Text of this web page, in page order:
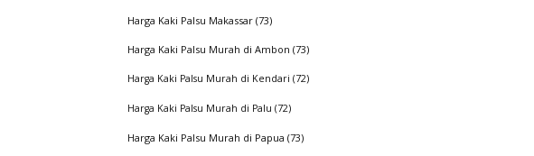
Harga Kaki Palsu Makassar (73)
Harga Kaki Palsu Murah di Ambon (73)
Harga Kaki Palsu Murah di Kendari (72)
Harga Kaki Palsu Murah di Palu (72)
Harga Kaki Palsu Murah di Papua (73)